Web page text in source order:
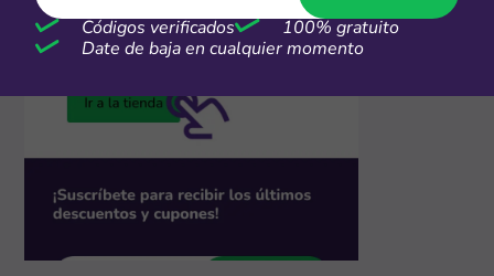
Códigos verificados
100% gratuito
Date de baja en cualquier momento